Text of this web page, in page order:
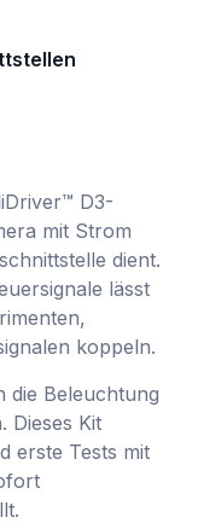
D3-
mit Strom
dient.
lässt
koppeln.
die Beleuchtung
Dieses Kit
erste Tests mit